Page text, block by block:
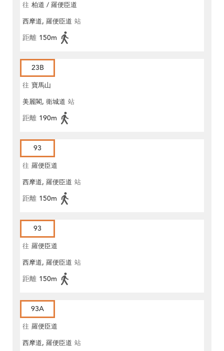
往 柏道 / 羅便臣道
西摩道, 羅便臣道 站
距離 150m
23B
往 寶馬山
美麗閣, 衛城道 站
距離 190m
93
往 羅便臣道
西摩道, 羅便臣道 站
距離 150m
93
往 羅便臣道
西摩道, 羅便臣道 站
距離 150m
93A
往 羅便臣道
西摩道, 羅便臣道 站